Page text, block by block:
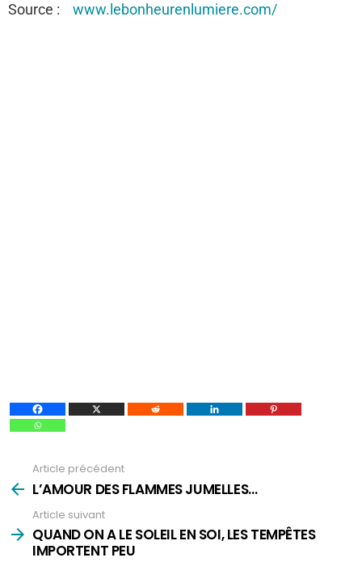
Source : www.lebonheurenlumiere.com/
plus
Article précédent
L’AMOUR DES FLAMMES JUMELLES…
Article suivant
QUAND ON A LE SOLEIL EN SOI, LES TEMPÊTES
IMPORTENT PEU